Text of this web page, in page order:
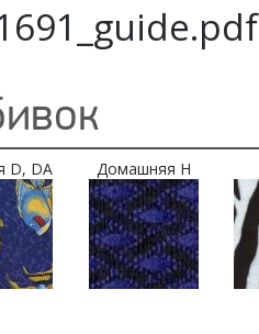
D, DA Домашняя H